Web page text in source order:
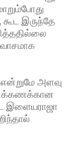
இருந்தே
அளவு
இளையராஜா